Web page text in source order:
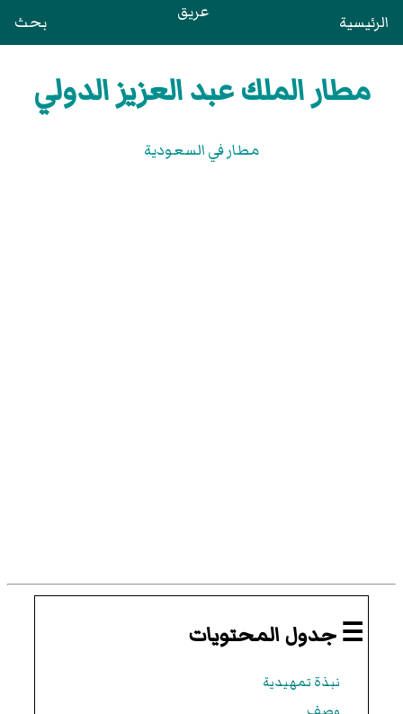
الرئيسية عريق بحث
مطار الملك عبد العزيز الدولي
مطار في السعودية
☰ جدول المحتويات
نبذة تمهيدية